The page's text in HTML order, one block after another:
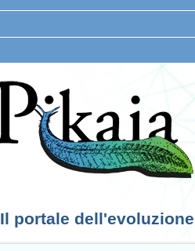
Il portale dell'evoluzione